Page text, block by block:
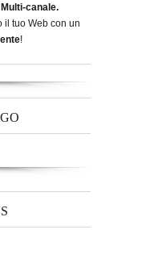
canale.
il tuo Web con un
!